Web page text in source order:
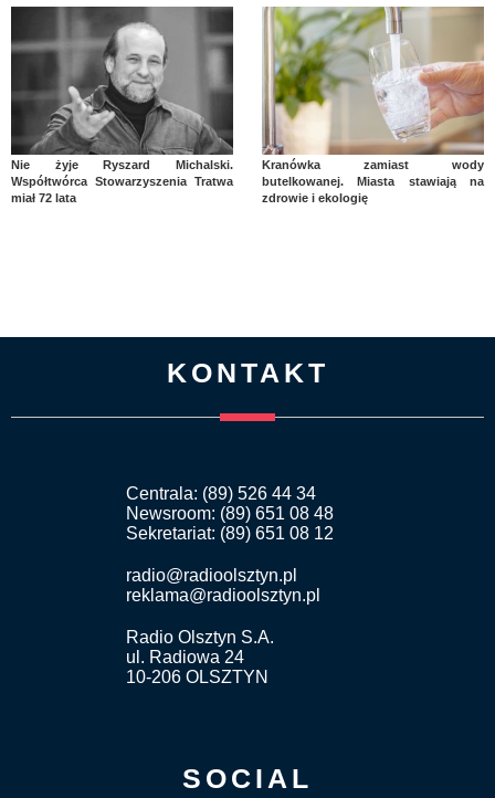
Nie żyje Ryszard Michalski.
Współtwórca Stowarzyszenia Tratwa
miał 72 lata
Kranówka zamiast wody
butelkowanej. Miasta stawiają na
zdrowie i ekologię
KONTAKT
Centrala: (89) 526 44 34
Newsroom: (89) 651 08 48
Sekretariat: (89) 651 08 12
radio@radioolsztyn.pl
reklama@radioolsztyn.pl
Radio Olsztyn S.A.
ul. Radiowa 24
10-206 OLSZTYN
SOCIAL